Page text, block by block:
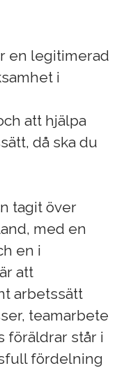
en legitimerad
i
att hjälpa
då ska du
tagit över
med en
en i
att
arbetssätt
teamarbete
föräldrar står i
fördelning